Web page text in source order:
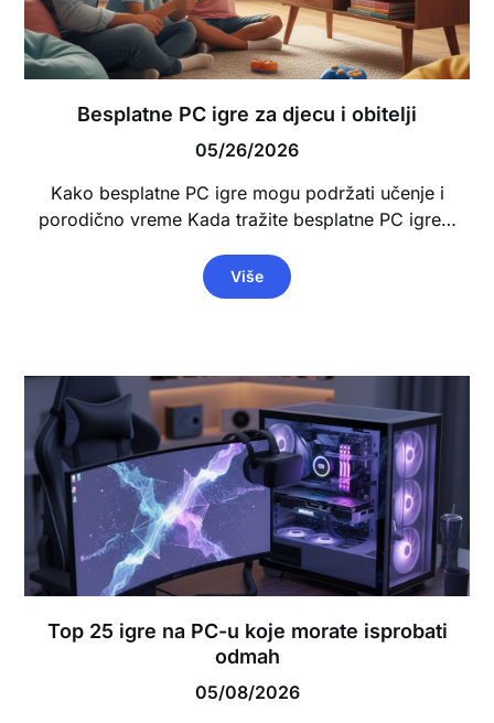
Besplatne PC igre za djecu i obitelji
05/26/2026
Kako besplatne PC igre mogu podržati učenje i
porodično vreme Kada tražite besplatne PC igre…
Više
Top 25 igre na PC-u koje morate isprobati
odmah
05/08/2026